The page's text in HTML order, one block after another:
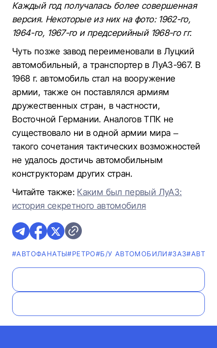
Каждый год получалась более совершенная
версия. Некоторые из них на фото: 1962-го,
1964-го, 1967-го и предсерийный 1968-го гг.
Чуть позже завод переименовали в Луцкий
автомобильный, а транспортер в ЛуАЗ-967. В
1968 г. автомобиль стал на вооружение
армии, также он поставлялся армиям
дружественных стран, в частности,
Восточной Германии. Аналогов ТПК не
существовало ни в одной армии мира –
такого сочетания тактических возможностей
не удалось достичь автомобильным
конструкторам других стран.
Читайте также: Каким был первый ЛуАЗ:
история секретного автомобиля
#AВТОФАНАТЫ#РЕТРО#Б/У АВТОМОБИЛИ#ЗАЗ